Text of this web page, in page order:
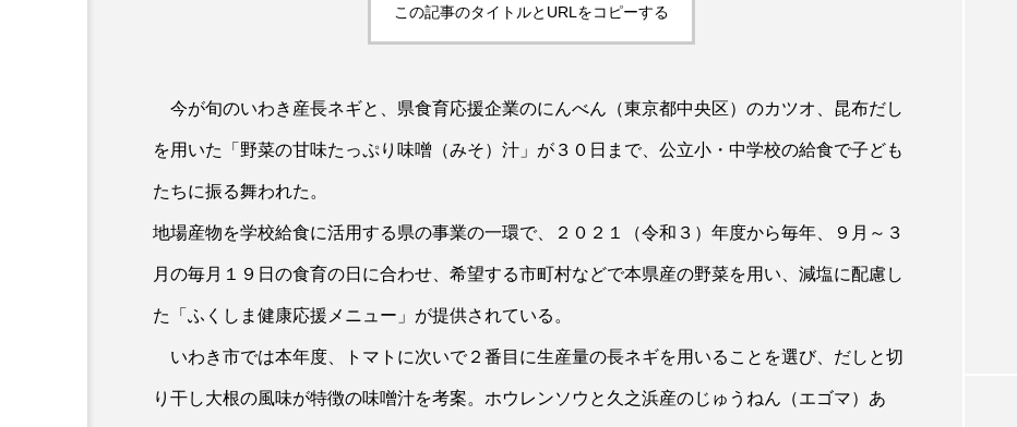
この記事のタイトルとURLをコピーする
今が旬のいわき産長ネギと、県食育応援企業のにんべん（東京都中央区）のカツオ、昆布だし
を用いた「野菜の甘味たっぷり味噌（みそ）汁」が３０日まで、公立小・中学校の給食で子ども
たちに振る舞われた。
地場産物を学校給食に活用する県の事業の一環で、２０２１（令和３）年度から毎年、９月～３
月の毎月１９日の食育の日に合わせ、希望する市町村などで本県産の野菜を用い、減塩に配慮し
た「ふくしま健康応援メニュー」が提供されている。
いわき市では本年度、トマトに次いで２番目に生産量の長ネギを用いることを選び、だしと切
り干し大根の風味が特徴の味噌汁を考案。ホウレンソウと久之浜産のじゅうねん（エゴマ）あ